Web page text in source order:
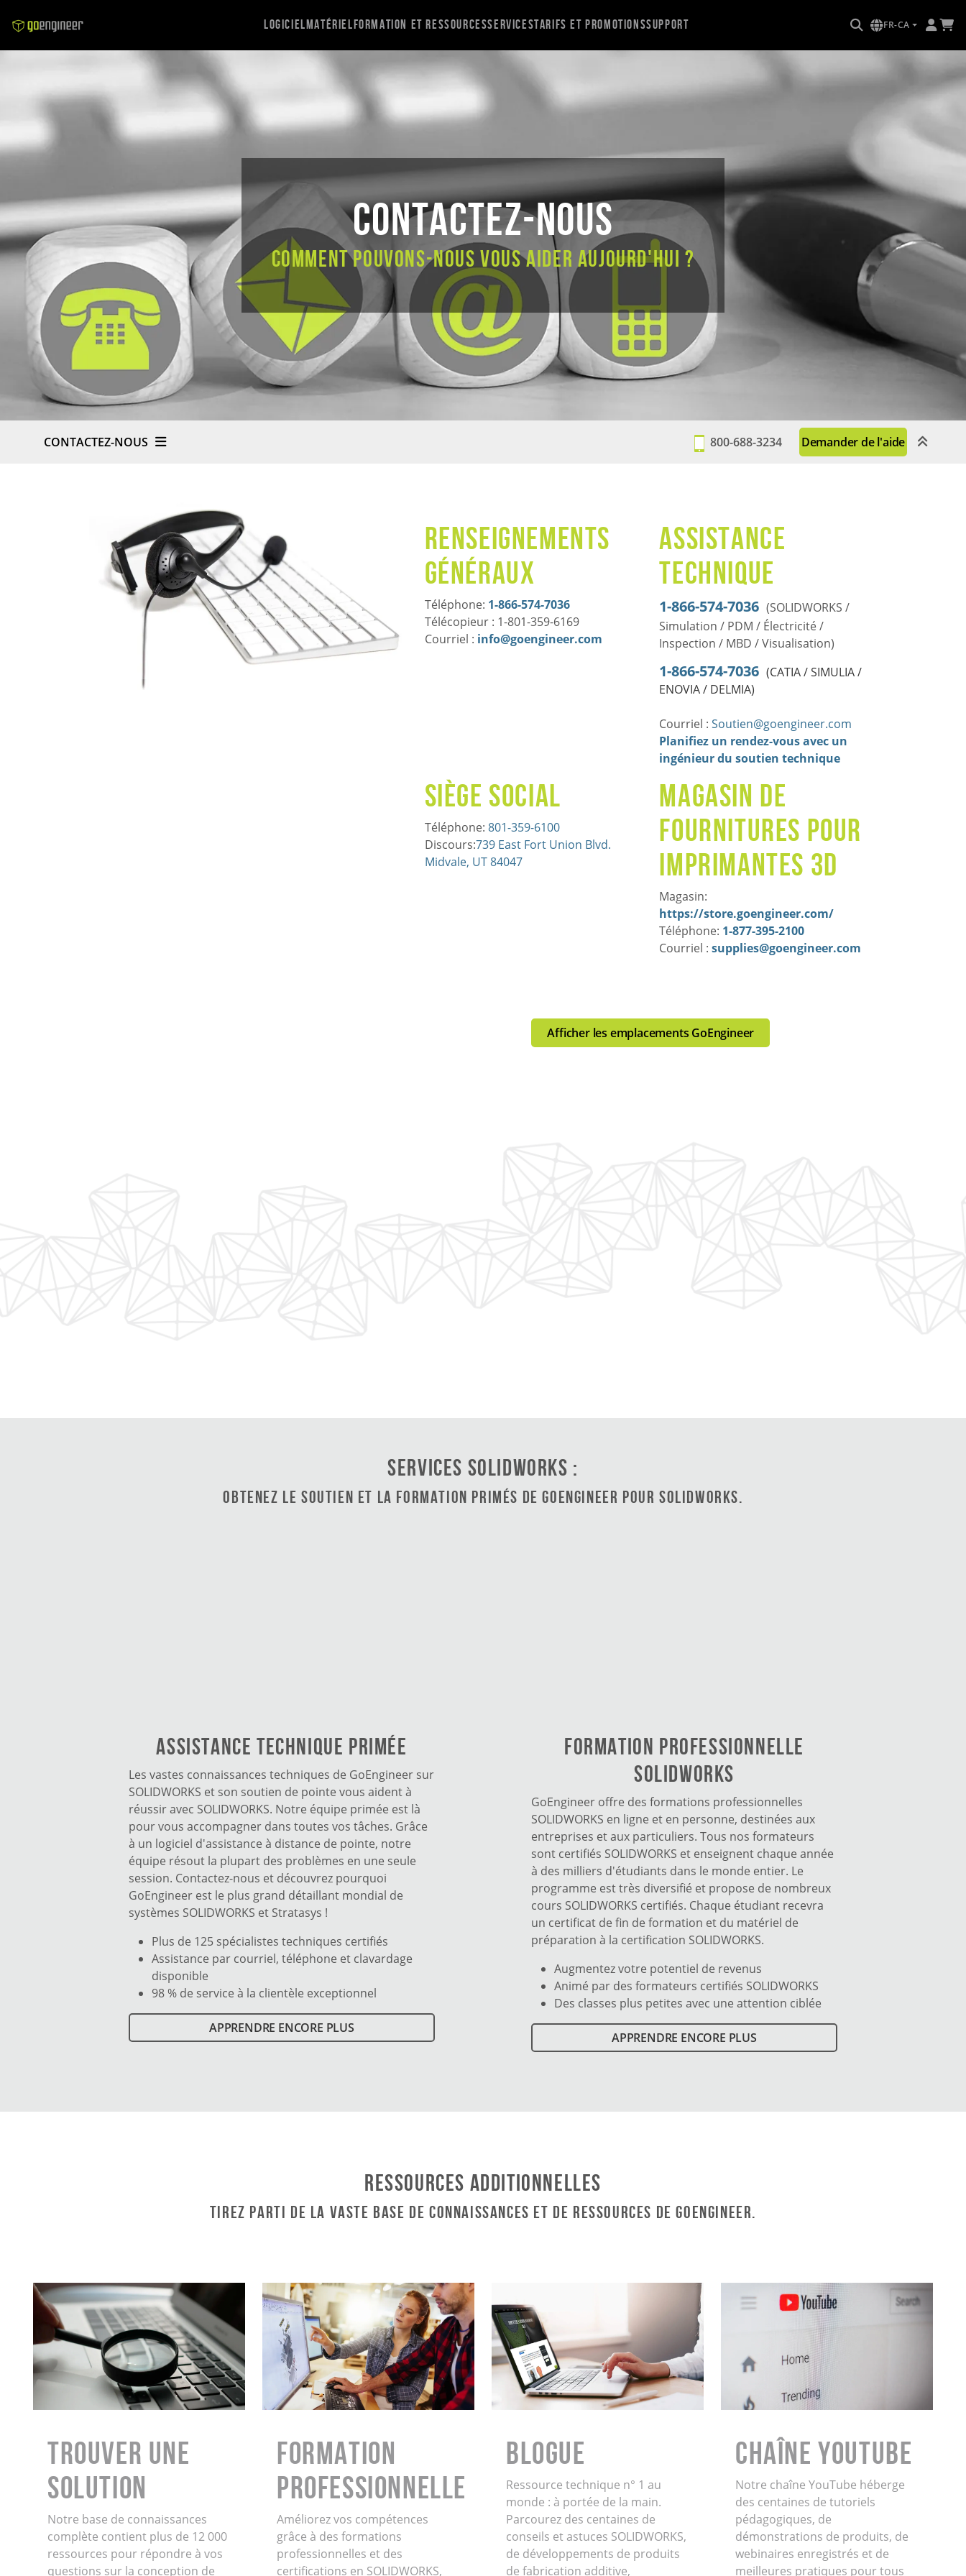
LogicielMatérielFormation et ressourcesServicesTarifs et promotionsSupport FR-CA
Contactez-nous
Comment pouvons-nous vous aider aujourd'hui ?
CONTACTEZ-NOUS 800-688-3234 Demander de l'aide
Renseignements
généraux
Téléphone: 1-866-574-7036
Télécopieur : 1-801-359-6169
Courriel : info@goengineer.com
Assistance
technique
1-866-574-7036 (SOLIDWORKS /
Simulation / PDM / Électricité /
Inspection / MBD / Visualisation)
1-866-574-7036 (CATIA / SIMULIA /
ENOVIA / DELMIA)
Courriel :Soutien@goengineer.com
Planifiez un rendez-vous avec un
ingénieur du soutien technique
Siège social
Téléphone: 801-359-6100
Discours:739 East Fort Union Blvd.
Midvale, UT 84047
Magasin de
fournitures pour
imprimantes 3D
Magasin:
https://store.goengineer.com/
Téléphone: 1-877-395-2100
Courriel :supplies@goengineer.com
Afficher les emplacements GoEngineer
Services SOLIDWORKS :
Obtenez le soutien et la formation primés de GoEngineer pour SOLIDWORKS.
Assistance technique primée
Les vastes connaissances techniques de GoEngineer sur
SOLIDWORKS et son soutien de pointe vous aident à
réussir avec SOLIDWORKS. Notre équipe primée est là
pour vous accompagner dans toutes vos tâches. Grâce
à un logiciel d'assistance à distance de pointe, notre
équipe résout la plupart des problèmes en une seule
session. Contactez-nous et découvrez pourquoi
GoEngineer est le plus grand détaillant mondial de
systèmes SOLIDWORKS et Stratasys !
Plus de 125 spécialistes techniques certifiés
Assistance par courriel, téléphone et clavardage
disponible
98 % de service à la clientèle exceptionnel
APPRENDRE ENCORE PLUS
FORMATION PROFESSIONNELLE
SOLIDWORKS
GoEngineer offre des formations professionnelles
SOLIDWORKS en ligne et en personne, destinées aux
entreprises et aux particuliers. Tous nos formateurs
sont certifiés SOLIDWORKS et enseignent chaque année
à des milliers d'étudiants dans le monde entier. Le
programme est très diversifié et propose de nombreux
cours SOLIDWORKS certifiés. Chaque étudiant recevra
un certificat de fin de formation et du matériel de
préparation à la certification SOLIDWORKS.
Augmentez votre potentiel de revenus
Animé par des formateurs certifiés SOLIDWORKS
Des classes plus petites avec une attention ciblée
APPRENDRE ENCORE PLUS
Ressources additionnelles
Tirez parti de la vaste base de connaissances et de ressources de GoEngineer.
Trouver une
solution
Notre base de connaissances
complète contient plus de 12 000
ressources pour répondre à vos
questions sur la conception de
FORMATION
PROFESSIONNELLE
Améliorez vos compétences
grâce à des formations
professionnelles et des
certifications en SOLIDWORKS,
BLOGUE
Ressource technique n° 1 au
monde : à portée de la main.
Parcourez des centaines de
conseils et astuces SOLIDWORKS,
de développements de produits
de fabrication additive,
Chaîne YouTube
Notre chaîne YouTube héberge
des centaines de tutoriels
pédagogiques, de
démonstrations de produits, de
webinaires enregistrés et de
meilleures pratiques pour tous